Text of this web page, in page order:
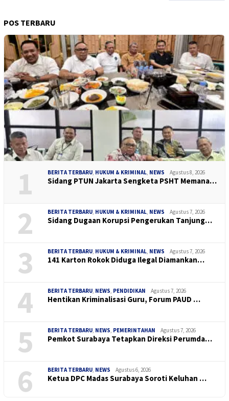
POS TERBARU
1 BERITA TERBARU, HUKUM & KRIMINAL, NEWS Agustus 8, 2026
Sidang PTUN Jakarta Sengketa PSHT Memana…
2 BERITA TERBARU, HUKUM & KRIMINAL, NEWS Agustus 7, 2026
Sidang Dugaan Korupsi Pengerukan Tanjung…
3 BERITA TERBARU, HUKUM & KRIMINAL, NEWS Agustus 7, 2026
141 Karton Rokok Diduga Ilegal Diamankan…
4 BERITA TERBARU, NEWS, PENDIDIKAN Agustus 7, 2026
Hentikan Kriminalisasi Guru, Forum PAUD …
5 BERITA TERBARU, NEWS, PEMERINTAHAN Agustus 7, 2026
Pemkot Surabaya Tetapkan Direksi Perumda…
6 BERITA TERBARU, NEWS Agustus 6, 2026
Ketua DPC Madas Surabaya Soroti Keluhan …